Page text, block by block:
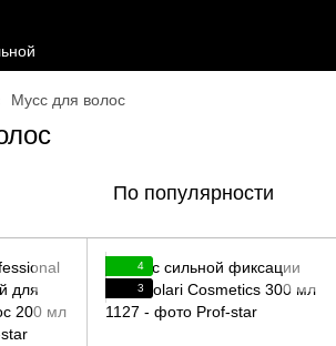
Мусс для волос
По популярности
4
3